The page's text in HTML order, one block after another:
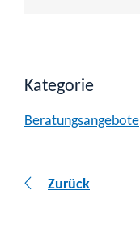
Kategorie
Beratungsangebote
Zurück